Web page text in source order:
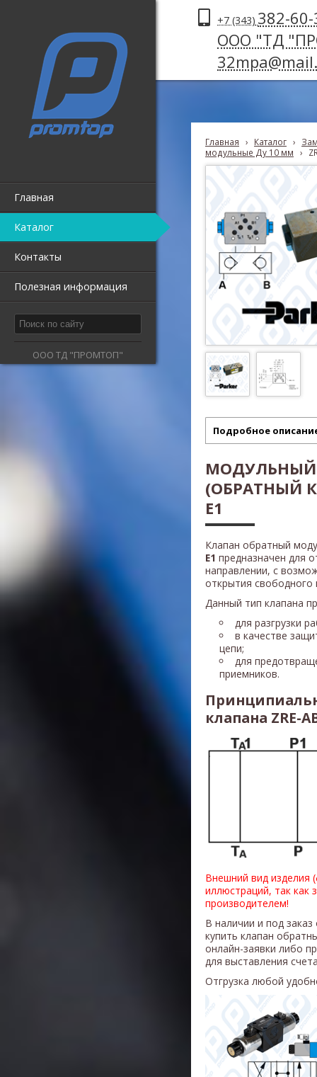
Главная
Каталог
Контакты
Полезная информация
ООО ТД "ПРОМТОП"
+7 (343) 382-
ООО "ТД
Главная › Каталог ›
модульные Ду 10 мм
›
Подробное
(ОБРАТНЫЙ
E1
Клапан обратный
E1 предназначен для
направлении, с
открытия
Данный тип клапана
для разгрузки
в качестве
цепи;
для
приемников.
клапана ZRE-
Внешний вид изделия
иллюстраций, так как
производителем!
В наличии и под
купить клапан
онлайн-заявки либо
для выставления
Отгрузка любой